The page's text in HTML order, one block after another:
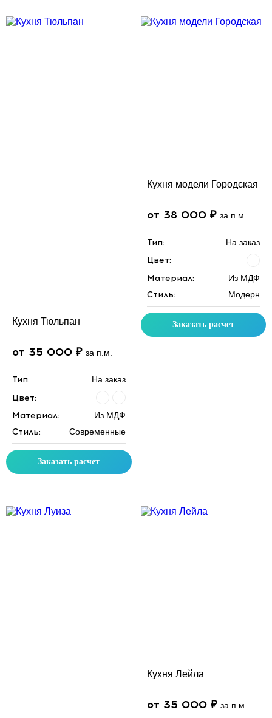
Кухня Тюльпан
от 35 000 ₽ за п.м.
Тип: На заказ
Цвет:
Материал:
Из МДФ
Стиль: Современные
Заказать расчет
Кухня модели Городская
от 38 000 ₽ за п.м.
Тип: На заказ
Цвет:
Материал:
Из МДФ
Стиль: Модерн
Заказать расчет
Кухня Лейла
от 35 000 ₽ за п.м.